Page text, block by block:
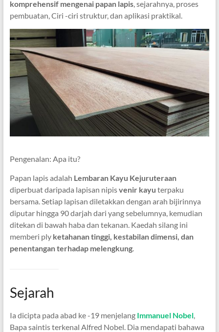
komprehensif mengenai papan lapis, sejarahnya, proses
pembuatan, Ciri -ciri struktur, dan aplikasi praktikal.
Pengenalan: Apa itu?
Papan lapis adalah Lembaran Kayu Kejuruteraan
diperbuat daripada lapisan nipisvenir kayu terpaku
bersama. Setiap lapisan diletakkan dengan arah bijirinnya
diputar hingga 90 darjah dari yang sebelumnya, kemudian
ditekan di bawah haba dan tekanan. Kaedah silang ini
memberi ply ketahanan tinggi, kestabilan dimensi, dan
penentangan terhadap melengkung.
Sejarah
Ia dicipta pada abad ke -19 menjelang Immanuel Nobel,
Bapa saintis terkenal Alfred Nobel. Dia mendapati bahawa